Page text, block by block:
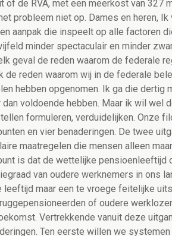
of de RVA, met een meerkost van 327
probleem niet op. Dames en heren,
aanpak die inspeelt op alle factoren
minder spectaculair en minder
geval de reden waarom de federale
de reden waarom wij in de federale
hebben opgenomen. Ik ga die dertig
dan voldoende hebben. Maar ik wil wel
formuleren, verduidelijken. Onze
en vier benaderingen. De twee
maatregelen die mensen alleen
is dat de wettelijke pensioenleeftijd
van oudere werknemers in ons
maar een te vroege feitelijke
of oudere
Vertrekkende vanuit deze
Ten eerste willen we